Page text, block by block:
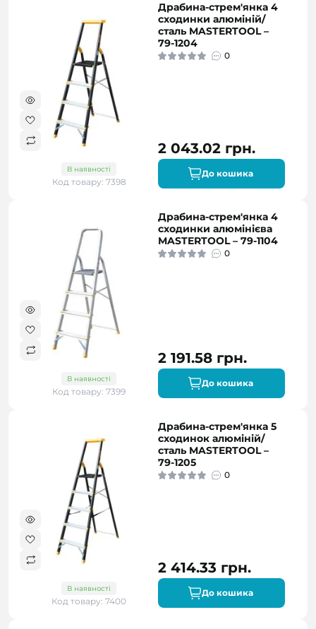
В наявності
Код товару: 7398
Драбина-стрем'янка 4
сходинки алюміній/
сталь MASTERTOOL –
79-1204
0
2 043.02 грн.
До кошика
В наявності
Код товару: 7399
Драбина-стрем'янка 4
сходинки алюмінієва
MASTERTOOL – 79-1104
0
2 191.58 грн.
До кошика
В наявності
Код товару: 7400
Драбина-стрем'янка 5
сходинок алюміній/
сталь MASTERTOOL –
79-1205
0
2 414.33 грн.
До кошика